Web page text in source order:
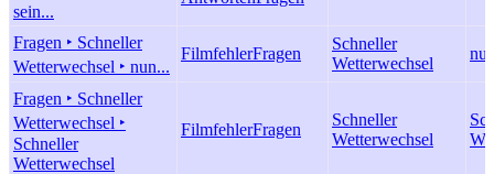
sein...
Fragen ‣ Schneller
Wetterwechsel ‣ nun...
FilmfehlerFragen
Schneller
Wetterwechsel
Fragen ‣ Schneller
Wetterwechsel ‣
Schneller
Wetterwechsel
FilmfehlerFragen
Schneller
Wetterwechsel